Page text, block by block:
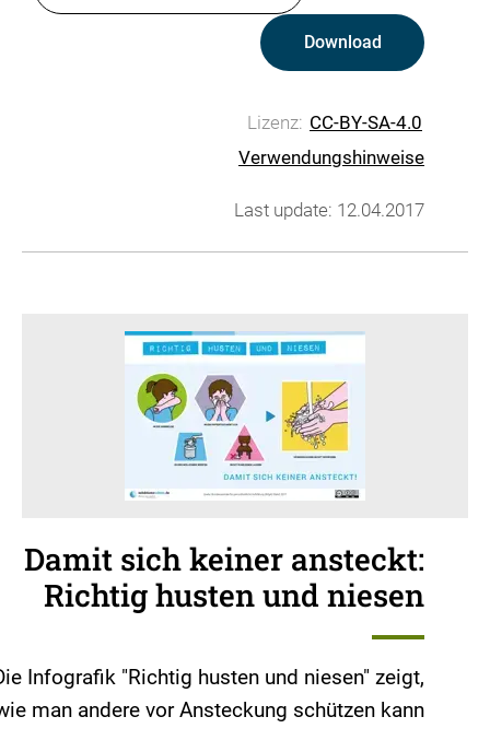
Download
Lizenz: CC-BY-SA-4.0
Verwendungshinweise
Last update: 12.04.2017
Damit sich keiner ansteckt:
Richtig husten und niesen
Infografik "Richtig husten und niesen" zeigt,
man andere vor Ansteckung schützen kann.